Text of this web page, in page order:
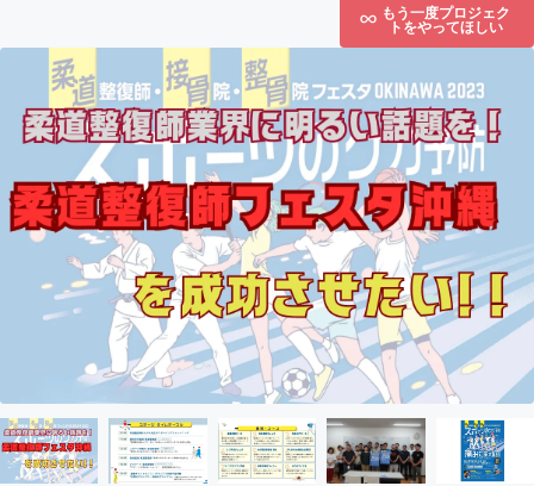
もう一度プロジェク
トをやってほしい